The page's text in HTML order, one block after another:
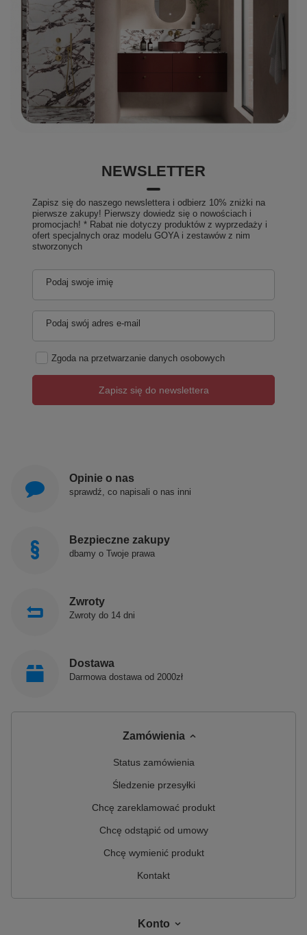
NEWSLETTER
Zapisz się do naszego newslettera i odbierz 10% zniżki na
pierwsze zakupy! Pierwszy dowiedz się o nowościach i
promocjach! * Rabat nie dotyczy produktów z wyprzedaży i
ofert specjalnych oraz modelu GOYA i zestawów z nim
stworzonych
Podaj swoje imię
Podaj swój adres e-mail
Zgoda na przetwarzanie danych osobowych
Zapisz się do newslettera
Opinie o nas
sprawdź, co napisali o nas inni
Bezpieczne zakupy
dbamy o Twoje prawa
Zwroty
Zwroty do 14 dni
Dostawa
Darmowa dostawa od 2000zł
Zamówienia
Status zamówienia
Śledzenie przesyłki
Chcę zareklamować produkt
Chcę odstąpić od umowy
Chcę wymienić produkt
Kontakt
Konto